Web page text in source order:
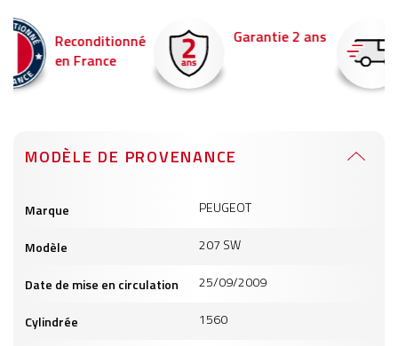
Garantie 2 ans Livraison en 24h
Commandez avant 14h
pour être livré demain !
MODÈLE DE PROVENANCE
produits
Marque PEUGEOT
Modèle 207 SW
Date de mise en circulation 25/09/2009
Cylindrée 1560